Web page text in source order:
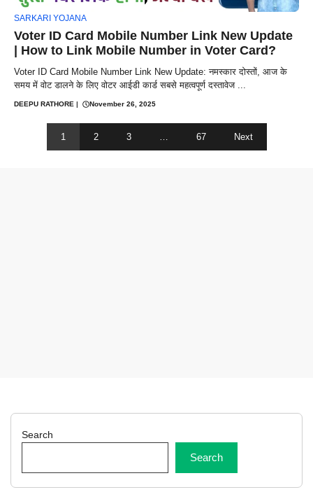
SARKARI YOJANA
Voter ID Card Mobile Number Link New Update
| How to Link Mobile Number in Voter Card?
Voter ID Card Mobile Number Link New Update: नमस्कार दोस्तों, आज के
समय में वोट डालने के लिए वोटर आईडी कार्ड सबसे महत्वपूर्ण दस्तावेज ...
DEEPU RATHORE November 26, 2025
1 2 3 … 67 Next
Search
Search